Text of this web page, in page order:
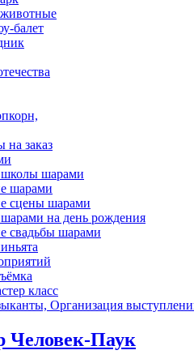
балет
на заказ
шарами
шарами
сцены шарами
на день рождения
свадьбы шарами
класс
Организация
Человек-Паук